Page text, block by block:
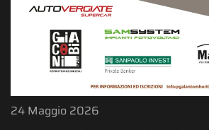
24 Maggio 2026